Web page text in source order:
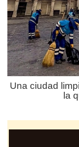
Una ciudad
la